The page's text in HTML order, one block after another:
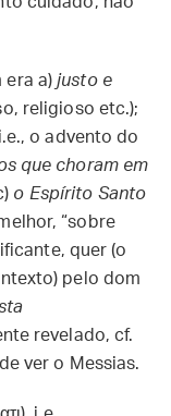
era a)justo e
religioso etc.);
o advento do
que choram em
o Espírito Santo
“sobre
quer (o
pelo dom
revelado, cf.
ver o Messias.